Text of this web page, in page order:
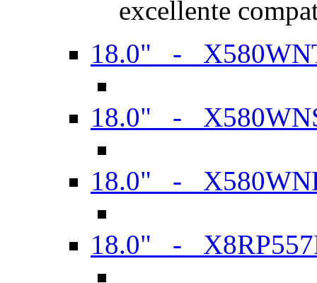
excellente
18.0" -
18.0" -
18.0" -
18.0" -